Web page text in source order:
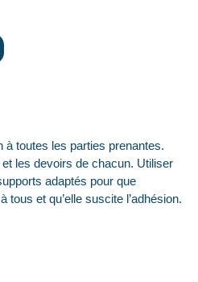
à toutes les parties prenantes.
les devoirs de chacun. Utiliser
adaptés pour que
tous et qu’elle suscite l’adhésion.